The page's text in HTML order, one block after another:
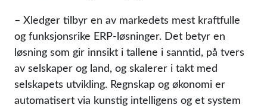
– Xledger tilbyr en av markedets mest kraftfulle
og funksjonsrike ERP-løsninger. Det betyr en
løsning som gir innsikt i tallene i sanntid, på tvers
av selskaper og land, og skalerer i takt med
selskapets utvikling. Regnskap og økonomi er
automatisert via kunstig intelligens og et system